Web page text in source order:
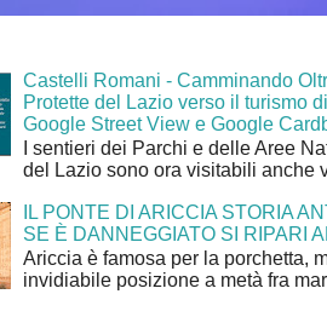
Castelli Romani - Camminando
Protette del Lazio verso il turismo
Google Street View e Google
I sentieri dei Parchi e delle Aree
del Lazio sono ora visitabili anche
IL PONTE DI ARICCIA STORIA
SE È DANNEGGIATO SI RIPARI
Ariccia è famosa per la porchetta,
invidiabile posizione a metà fra